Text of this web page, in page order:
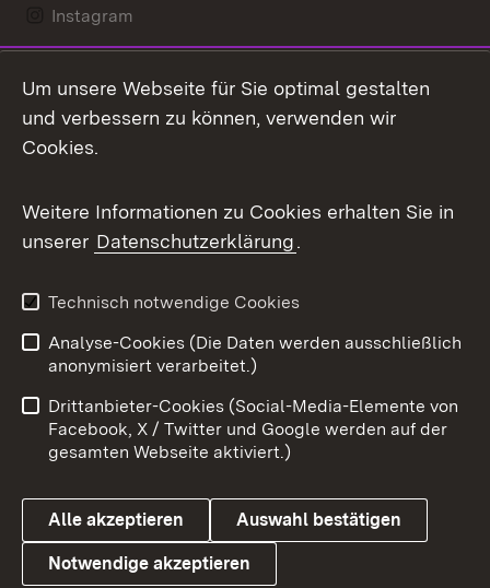
Instagram
Mastodon
Messenger
Social Wall
X / Twitter
Youtube
Link zum Landesportal
Benutzungshinweise
Barrierefreiheit
Datenschutz
Cookies
Um unsere Webseite für Sie optimal gestalten
und verbessern zu können, verwenden wir
Cookies.
Weitere Informationen zu Cookies erhalten Sie in
unserer Datenschutzerklärung.
Technisch notwendige Cookies
Analyse-Cookies (Die Daten werden ausschließlich
anonymisiert verarbeitet.)
Drittanbieter-Cookies (Social-Media-Elemente von
Facebook, X / Twitter und Google werden auf der
gesamten Webseite aktiviert.)
Alle akzeptieren Auswahl bestätigen
Notwendige akzeptieren